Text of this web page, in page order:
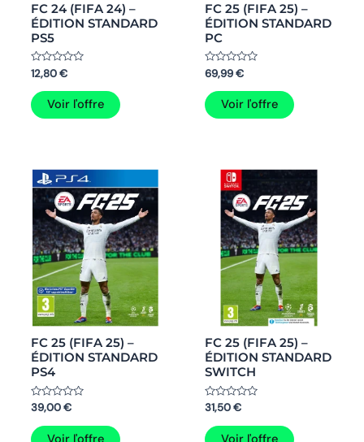
FC 24 (FIFA 24) –
ÉDITION STANDARD
PS5
Note
0
sur
5
12,80€
Voir l'offre
FC 25 (FIFA 25) –
ÉDITION STANDARD
PC
Note
0
sur
5
69,99€
Voir l'offre
FC 25 (FIFA 25) –
ÉDITION STANDARD
PS4
Note
0
sur
5
39,00€
FC 25 (FIFA 25) –
ÉDITION STANDARD
SWITCH
Note
0
sur
5
31,50€